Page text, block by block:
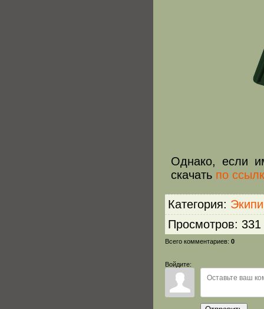
Однако, если
скачать по
Категория:
Просмотров: 331
Всего комментариев: 0
Войдите: